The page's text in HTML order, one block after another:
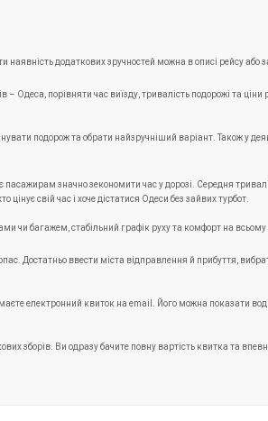
додаткових зручностей можна в описі рейсу або за
Одеса, порівняти час виїзду, тривалість подорожі та
подорож та обрати найзручніший варіант. Також у
значно зекономити час у дорозі. Середня
свій час і хоче дістатися Одеси без зайвих турбот.
чи багажем, стабільний графік руху та комфорт на
Достатньо ввести міста відправлення й прибуття,
електронний квиток на email. Його можна показати
зборів. Ви одразу бачите повну вартість квитка та